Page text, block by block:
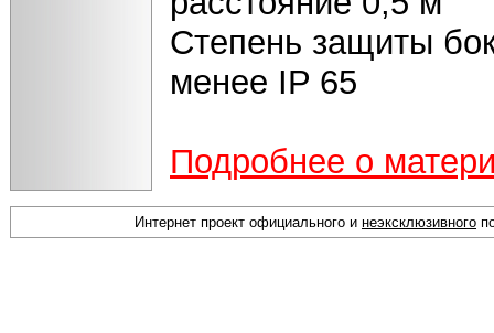
Степень защиты
менее IP 65
Подробнее о
Интернет проект официального и неэксклюзивного